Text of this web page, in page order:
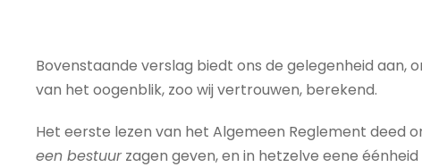
Bovenstaande verslag biedt ons de gelegenheid
van het oogenblik, zoo wij vertrouwen, berekend.
Het eerste lezen van het Algemeen Reglement deed
een bestuurzagen geven, en in hetzelve eene